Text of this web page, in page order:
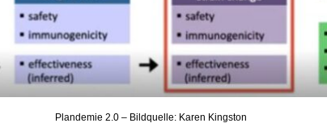
Plandemie 2.0 – Bildquelle: Karen Kingston